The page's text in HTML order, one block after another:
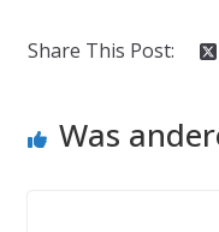
Share This Post:
Was